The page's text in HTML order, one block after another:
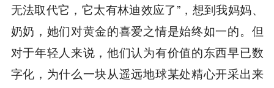
无法取代它，它太有林迪效应了”，想到我妈妈、
奶奶，她们对黄金的喜爱之情是始终如一的。但
对于年轻人来说，他们认为有价值的东西早已数
字化，为什么一块从遥远地球某处精心开采出来